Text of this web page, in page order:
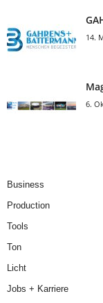
14.
6.
Business
Production
Tools
Ton
Licht
Jobs + Karriere